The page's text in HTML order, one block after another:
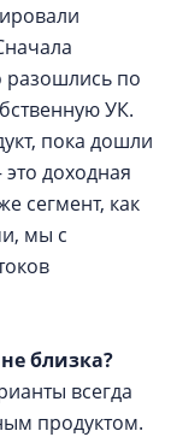
разошлись по
УК.
пока дошли
доходная
сегмент, как
мы с
близка?
всегда
продуктом.